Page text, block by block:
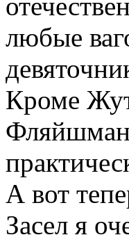
любые
Кроме
А вот
Засел я